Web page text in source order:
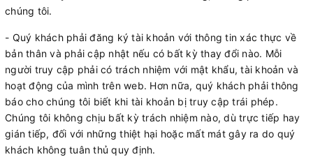
chúng tôi.
- Quý khách phải đăng ký tài khoản với thông tin xác thực về
bản thân và phải cập nhật nếu có bất kỳ thay đổi nào. Mỗi
người truy cập phải có trách nhiệm với mật khẩu, tài khoản và
hoạt động của mình trên web. Hơn nữa, quý khách phải thông
báo cho chúng tôi biết khi tài khoản bị truy cập trái phép.
Chúng tôi không chịu bất kỳ trách nhiệm nào, dù trực tiếp hay
gián tiếp, đối với những thiệt hại hoặc mất mát gây ra do quý
khách không tuân thủ quy định.